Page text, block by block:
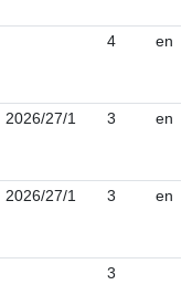
4 en
2026/27/1 3 en
2026/27/1 3 en
3